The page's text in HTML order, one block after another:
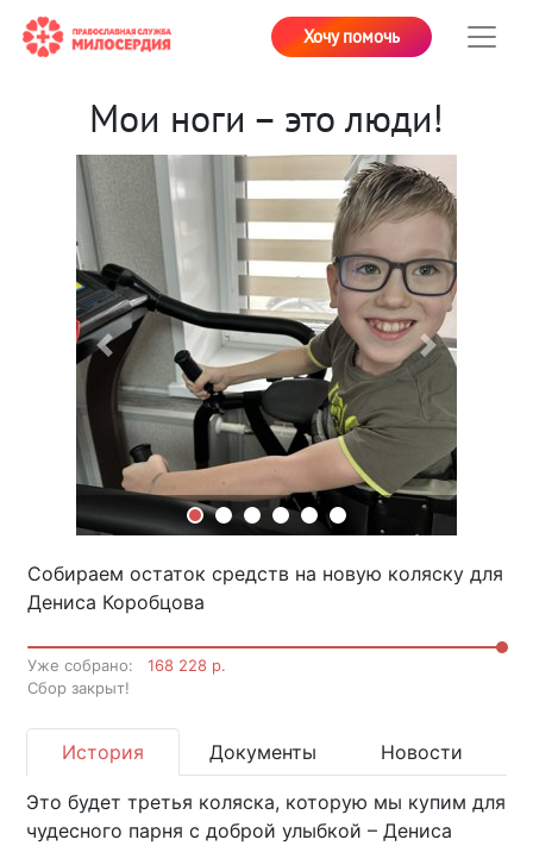
Хочу помочь
Мои ноги – это люди!
Previous Next
Собираем остаток средств на новую коляску для
Дениса Коробцова
Уже собрано:
168 228 р.
Cбор закрыт!
История Документы Новости
Это будет третья коляска, которую мы купим для
чудесного парня с доброй улыбкой – Дениса